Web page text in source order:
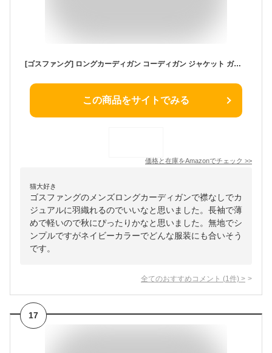
[ゴスファング] ロングカーディガン コーディガン ジャケット ガウン 襟なし 無地 長袖 薄手 軽量 羽織 和風 メンズ ネイビー 2XL GO168NV2XL
この商品をサイトでみる
価格と在庫をAmazonでチェック >>
猫大好き
ゴスファングのメンズロングカーディガンで襟なしでカ
ジュアルに羽織れるのでいいなと思いました。長袖で薄
めで軽いので秋にぴったりかなと思いました。無地でシ
ンプルですがネイビーカラーでどんな服装にも合いそう
です。
全てのおすすめコメント (1 件) >
17